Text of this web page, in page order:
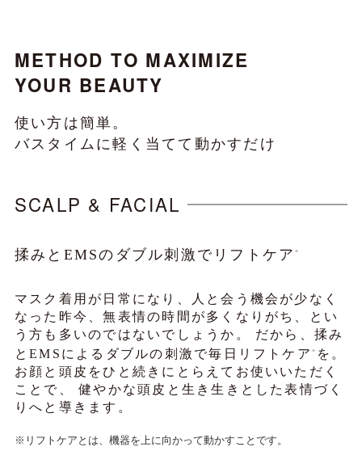
METHOD TO MAXIMIZE
YOUR BEAUTY
使い方は簡単。
バスタイムに軽く当てて動かすだけ
SCALP & FACIAL
揉みとEMSのダブル刺激でリフトケア※
マスク着用が日常になり、人と会う機会が少なく
なった昨今、無表情の時間が多くなりがち、とい
う方も多いのではないでしょうか。
だから、揉み
とEMSによるダブルの刺激で毎日リフトケア ※
を。
お顔と頭皮をひと続きにとらえてお使いいただく
ことで、
健やかな頭皮と生き生きとした表情づく
りへと導きます。
※リフトケアとは、機器を上に向かって動かすことです。